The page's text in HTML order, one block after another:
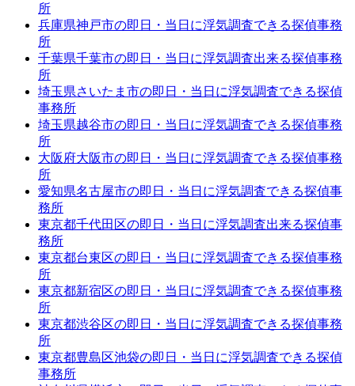
所
兵庫県神戸市の即日・当日に浮気調査できる探偵事務
所
千葉県千葉市の即日・当日に浮気調査出来る探偵事務
所
埼玉県さいたま市の即日・当日に浮気調査できる探偵
事務所
埼玉県越谷市の即日・当日に浮気調査できる探偵事務
所
大阪府大阪市の即日・当日に浮気調査できる探偵事務
所
愛知県名古屋市の即日・当日に浮気調査できる探偵事
務所
東京都千代田区の即日・当日に浮気調査出来る探偵事
務所
東京都台東区の即日・当日に浮気調査できる探偵事務
所
東京都新宿区の即日・当日に浮気調査できる探偵事務
所
東京都渋谷区の即日・当日に浮気調査できる探偵事務
所
東京都豊島区池袋の即日・当日に浮気調査できる探偵
事務所